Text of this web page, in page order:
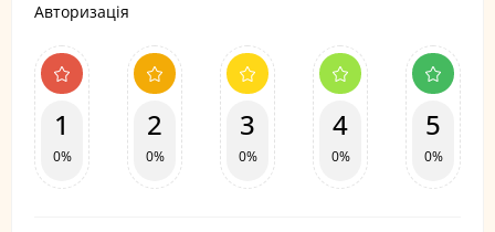
Авторизація
1
0%
2
0%
3
0%
4
0%
5
0%